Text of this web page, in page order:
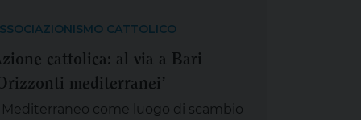
CATTOLICO
cattolica: al via a Bari
mediterranei’
Mediterraneo come luogo di scambio